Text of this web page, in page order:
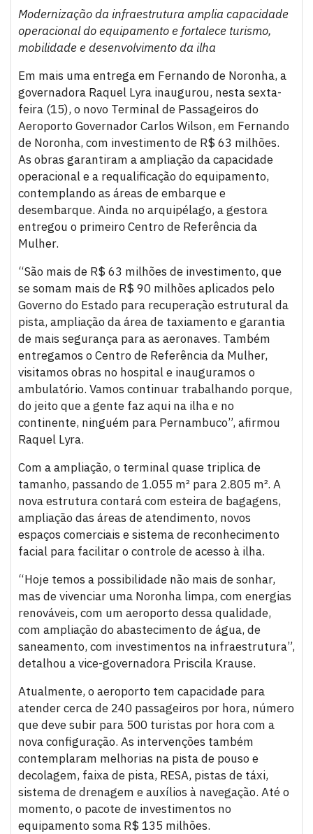
Modernização da infraestrutura amplia capacidade
operacional do equipamento e fortalece turismo,
mobilidade e desenvolvimento da ilha
Em mais uma entrega em Fernando de Noronha, a
governadora Raquel Lyra inaugurou, nesta sexta-
feira (15), o novo Terminal de Passageiros do
Aeroporto Governador Carlos Wilson, em Fernando
de Noronha, com investimento de R$ 63 milhões.
As obras garantiram a ampliação da capacidade
operacional e a requalificação do equipamento,
contemplando as áreas de embarque e
desembarque. Ainda no arquipélago, a gestora
entregou o primeiro Centro de Referência da
Mulher.
“São mais de R$ 63 milhões de investimento, que
se somam mais de R$ 90 milhões aplicados pelo
Governo do Estado para recuperação estrutural da
pista, ampliação da área de taxiamento e garantia
de mais segurança para as aeronaves. Também
entregamos o Centro de Referência da Mulher,
visitamos obras no hospital e inauguramos o
ambulatório. Vamos continuar trabalhando porque,
do jeito que a gente faz aqui na ilha e no
continente, ninguém para Pernambuco”, afirmou
Raquel Lyra.
Com a ampliação, o terminal quase triplica de
tamanho, passando de 1.055 m² para 2.805 m². A
nova estrutura contará com esteira de bagagens,
ampliação das áreas de atendimento, novos
espaços comerciais e sistema de reconhecimento
facial para facilitar o controle de acesso à ilha.
“Hoje temos a possibilidade não mais de sonhar,
mas de vivenciar uma Noronha limpa, com energias
renováveis, com um aeroporto dessa qualidade,
com ampliação do abastecimento de água, de
saneamento, com investimentos na infraestrutura”,
detalhou a vice-governadora Priscila Krause.
Atualmente, o aeroporto tem capacidade para
atender cerca de 240 passageiros por hora, número
que deve subir para 500 turistas por hora com a
nova configuração. As intervenções também
contemplaram melhorias na pista de pouso e
decolagem, faixa de pista, RESA, pistas de táxi,
sistema de drenagem e auxílios à navegação. Até o
momento, o pacote de investimentos no
equipamento soma R$ 135 milhões.